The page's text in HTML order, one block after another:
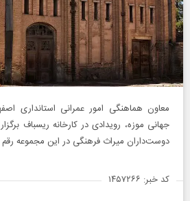
معاون هماهنگی امور عمرانی استانداری
جهانی موزه، رویدادی در کارخانه ریسباف
دوست‌داران میراث فرهنگی در این مجموعه رقم
کد خبر: ۱۴۵۷۲۶۶